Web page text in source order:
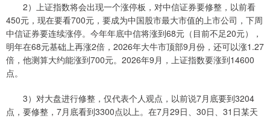
2）上证指数将会出现一个涨停板，对中信证券要修整，以前看
450元，现在要看700元，要成为中国股市最大市值的上市公司，下周
中信证券要连续涨停。今年年底中信将涨到68元（目前不足20元），
明年在68元基础上再涨2倍，2026年大牛市顶部9月份，还可以涨1.27
倍，他测算大约能涨到700元。2026年9月，上证指数要涨到14600
点。
3）对大盘进行修整，仅代表个人观点，以前说7月底要到3204
点，要修整，7月底看到3300点以上。在7月29日、30日、31日某天